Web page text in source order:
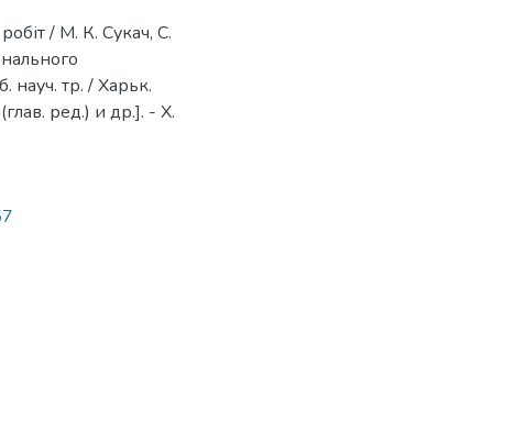
/ М. К. Сукач, С.
науч. тр. / Харьк.
ред.) и др.]. - Х.